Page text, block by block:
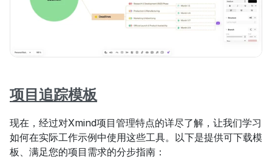
项目追踪模板
现在，经过对Xmind项目管理特点的详尽了解，让我们学习
如何在实际工作示例中使用这些工具。以下是提供可下载模
板、满足您的项目需求的分步指南：